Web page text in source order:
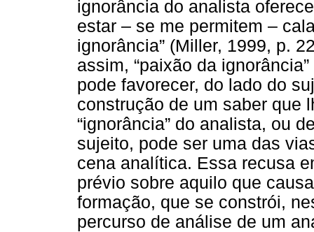
ignorância do analista
estar – se me permitem –
ignorância” (Miller, 1999, p.
assim, “paixão da
pode favorecer, do lado do
construção de um saber que
“ignorância” do analista, ou
sujeito, pode ser uma das
cena analítica. Essa recusa
prévio sobre aquilo que
formação, que se constrói,
percurso de análise de um